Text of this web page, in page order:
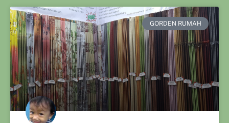
GORDEN RUMAH